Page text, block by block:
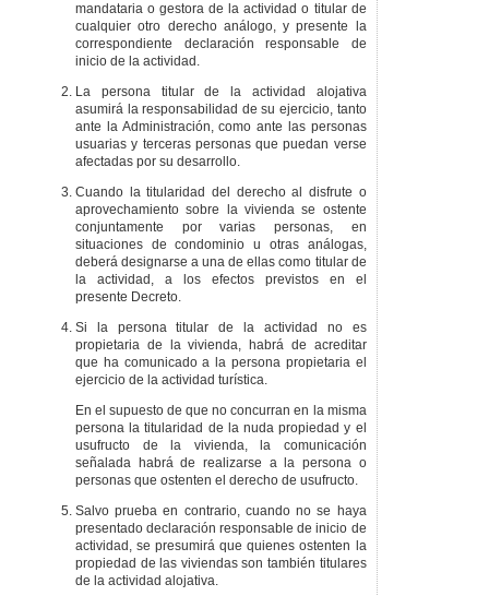
mandataria o gestora de la actividad o titular de
cualquier otro derecho análogo, y presente la
correspondiente declaración responsable de
inicio de la actividad.
La persona titular de la actividad alojativa
asumirá la responsabilidad de su ejercicio, tanto
ante la Administración, como ante las personas
usuarias y terceras personas que puedan verse
afectadas por su desarrollo.
Cuando la titularidad del derecho al disfrute o
aprovechamiento sobre la vivienda se ostente
conjuntamente por varias personas, en
situaciones de condominio u otras análogas,
deberá designarse a una de ellas como titular de
la actividad, a los efectos previstos en el
presente Decreto.
Si la persona titular de la actividad no es
propietaria de la vivienda, habrá de acreditar
que ha comunicado a la persona propietaria el
ejercicio de la actividad turística.
En el supuesto de que no concurran en la misma
persona la titularidad de la nuda propiedad y el
usufructo de la vivienda, la comunicación
señalada habrá de realizarse a la persona o
personas que ostenten el derecho de usufructo.
Salvo prueba en contrario, cuando no se haya
presentado declaración responsable de inicio de
actividad, se presumirá que quienes ostenten la
propiedad de las viviendas son también titulares
de la actividad alojativa.